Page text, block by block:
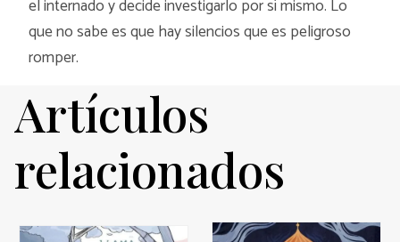
el internado y decide investigarlo por sí mismo. Lo
que no sabe es que hay silencios que es peligroso
romper.
Artículos
relacionados